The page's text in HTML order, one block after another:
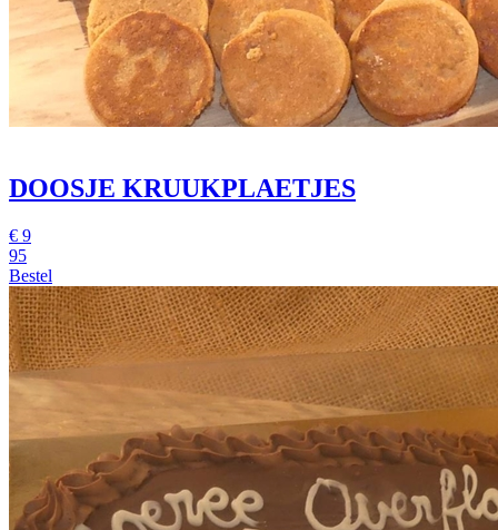
DOOSJE KRUUKPLAETJES
€ 9
95
Bestel